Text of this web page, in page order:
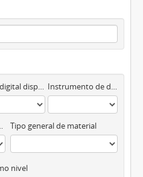
Objeto digital disponibles Instrumento de descripción
de autor Tipo general de material
nivel